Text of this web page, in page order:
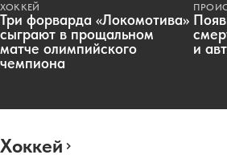
ХОККЕЙ
Три форварда «Локомотива»
сыграют в прощальном
матче олимпийского
чемпиона
и
Хоккей